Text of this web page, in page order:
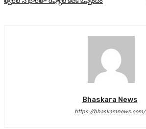
Bhaskara News
https://bhaskaranews.com/